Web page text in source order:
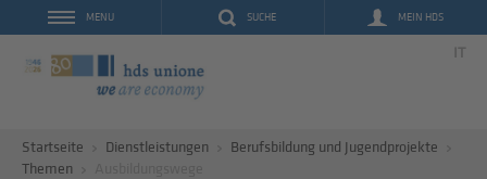
SUCHE MEIN HDS
MENU
IT
Startseite Dienstleistungen
Berufsbildung und Jugendprojekte
Themen